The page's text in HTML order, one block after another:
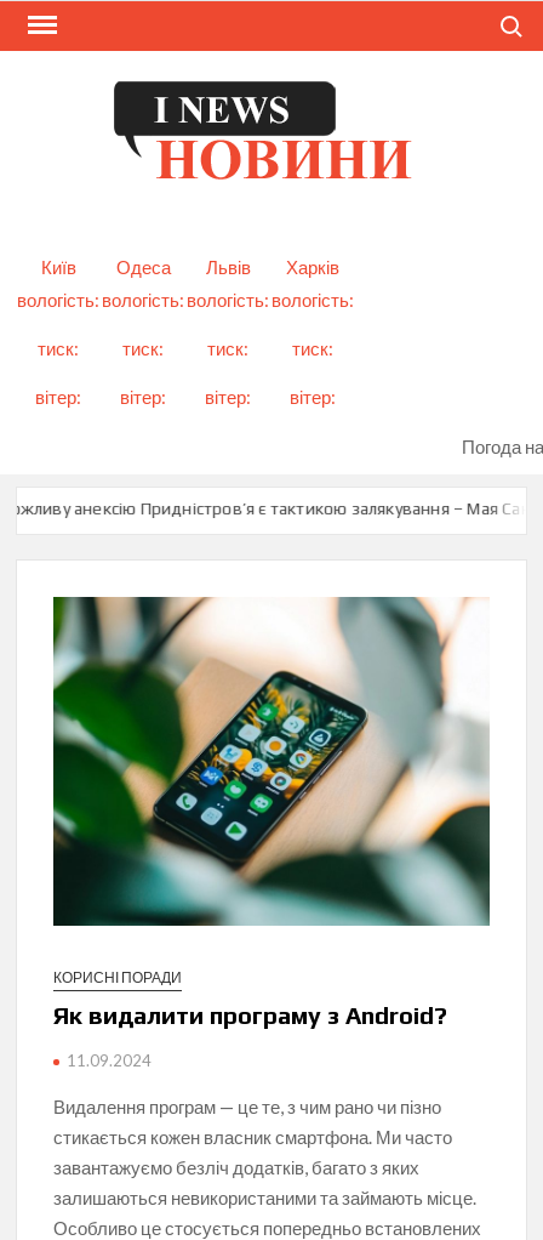
Skip
Київ
Одеса Львів
Харків
вологість:
тиск:
вітер:
вологість:
тиск:
вітер:
вологість:
тиск:
вітер:
вологість:
тиск:
вітер:
Погода
анексію Придністров’я є тактикою залякування – Мая Санду
КОРИСНІ ПОРАДИ
Як видалити програму з Android?
11.09.2024
Видалення програм — це те, з чим рано чи пізно
стикається кожен власник смартфона. Ми часто
завантажуємо безліч додатків, багато з яких
залишаються невикористаними та займають місце.
Особливо це стосується попередньо встановлених